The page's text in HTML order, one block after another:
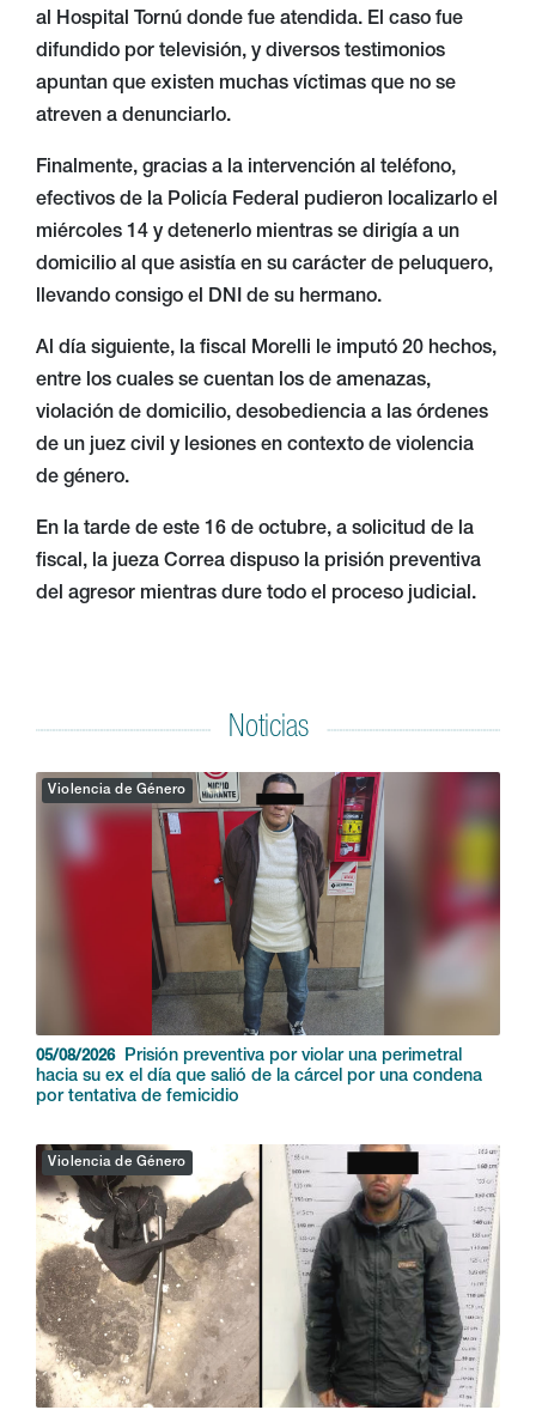
al Hospital Tornú donde fue atendida. El caso fue
difundido por televisión, y diversos testimonios
apuntan que existen muchas víctimas que no se
atreven a denunciarlo.
Finalmente, gracias a la intervención al teléfono,
efectivos de la Policía Federal pudieron localizarlo el
miércoles 14 y detenerlo mientras se dirigía a un
domicilio al que asistía en su carácter de peluquero,
llevando consigo el DNI de su hermano.
Al día siguiente, la fiscal Morelli le imputó 20 hechos,
entre los cuales se cuentan los de amenazas,
violación de domicilio, desobediencia a las órdenes
de un juez civil y lesiones en contexto de violencia
de género.
En la tarde de este 16 de octubre, a solicitud de la
fiscal, la jueza Correa dispuso la prisión preventiva
del agresor mientras dure todo el proceso judicial.
Noticias
Violencia de Género
05/08/2026
Prisión preventiva por violar una perimetral
hacia su ex el día que salió de la cárcel por una condena
por tentativa de femicidio
Violencia de Género